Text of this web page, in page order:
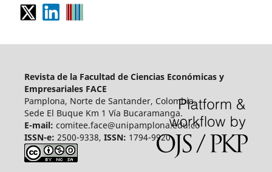
Revista de la Facultad de Ciencias Económicas y
Empresariales FACE
Pamplona, Norte de Santander, Colombia.
Sede El Buque Km 1 Vía Bucaramanga.
E-mail: comitee.face@unipamplona.edu.co
ISSN-e: 2500-9338, ISSN: 1794-9920